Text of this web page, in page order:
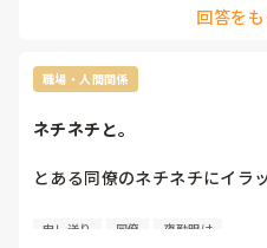
回答を
職場・人間関係
ネチネチと。
とある同僚のネチネチにイラ
自分で聞いたら？とも思いまし
申し送り 同僚 夜勤明け